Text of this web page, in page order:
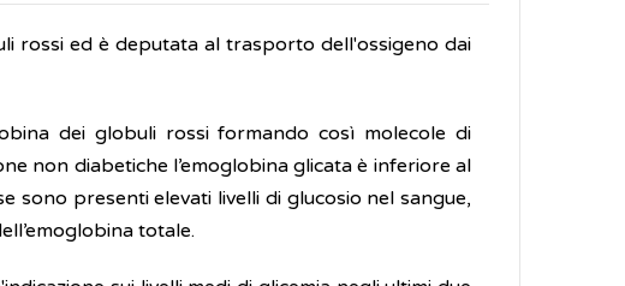
rossi ed è deputata al trasporto dell'ossigeno dai
dei globuli rossi formando così molecole di
non diabetiche l’emoglobina glicata è inferiore al
sono presenti elevati livelli di glucosio nel sangue,
totale.